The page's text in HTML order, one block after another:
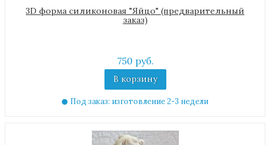
3D форма силиконовая "Яйцо" (предварительный
заказ)
750 руб.
В корзину
Под заказ: изготовление 2-3 недели